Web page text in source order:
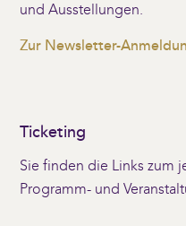
und Ausstellungen.
Zur Newsletter-
Ticketing
Sie finden die Links zum
Programm- und